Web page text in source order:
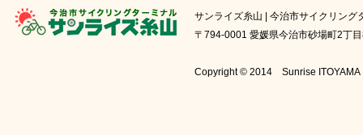
サンライズ糸山 | 今治市サイクリング
〒794-0001 愛媛県今治市砂場町2
Copyright © 2014 Sunrise